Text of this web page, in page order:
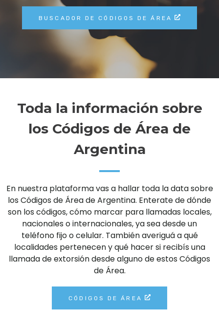
BUSCADOR DE CÓDIGOS DE ÁREA
Toda la información sobre
los Códigos de Área de
Argentina
En nuestra plataforma vas a hallar toda la data sobre
los Códigos de Área de Argentina. Enterate de dónde
son los códigos, cómo marcar para llamadas locales,
nacionales o internacionales, ya sea desde un
teléfono fijo o celular. También averiguá a qué
localidades pertenecen y qué hacer si recibís una
llamada de extorsión desde alguno de estos Códigos
de Área.
CÓDIGOS DE ÁREA